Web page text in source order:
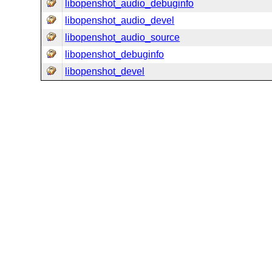
libopenshot_audio_debuginfo
libopenshot_audio_devel
libopenshot_audio_source
libopenshot_debuginfo
libopenshot_devel